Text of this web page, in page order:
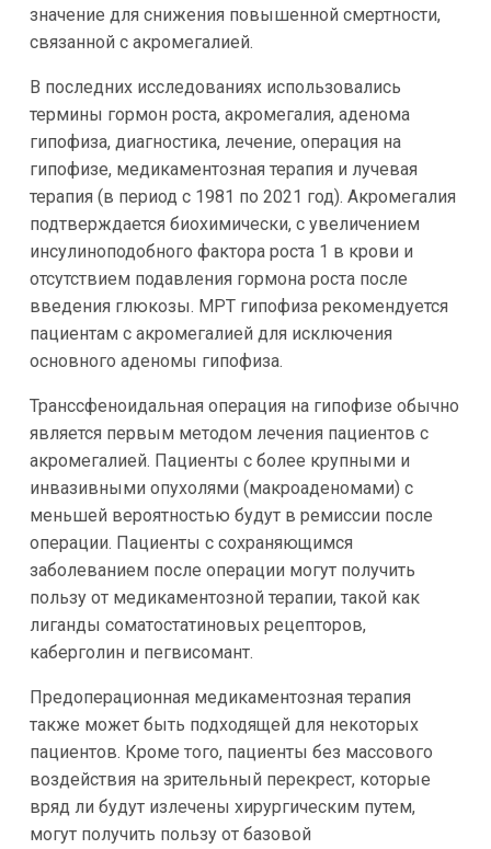
значение для снижения повышенной смертности,
связанной с акромегалией.
В последних исследованиях использовались
термины гормон роста, акромегалия, аденома
гипофиза, диагностика, лечение, операция на
гипофизе, медикаментозная терапия и лучевая
терапия (в период с 1981 по 2021 год). Акромегалия
подтверждается биохимически, с увеличением
инсулиноподобного фактора роста 1 в крови и
отсутствием подавления гормона роста после
введения глюкозы. МРТ гипофиза рекомендуется
пациентам с акромегалией для исключения
основного аденомы гипофиза.
Транссфеноидальная операция на гипофизе обычно
является первым методом лечения пациентов с
акромегалией. Пациенты с более крупными и
инвазивными опухолями (макроаденомами) с
меньшей вероятностью будут в ремиссии после
операции. Пациенты с сохраняющимся
заболеванием после операции могут получить
пользу от медикаментозной терапии, такой как
лиганды соматостатиновых рецепторов,
каберголин и пегвисомант.
Предоперационная медикаментозная терапия
также может быть подходящей для некоторых
пациентов. Кроме того, пациенты без массового
воздействия на зрительный перекрест, которые
вряд ли будут излечены хирургическим путем,
могут получить пользу от базовой